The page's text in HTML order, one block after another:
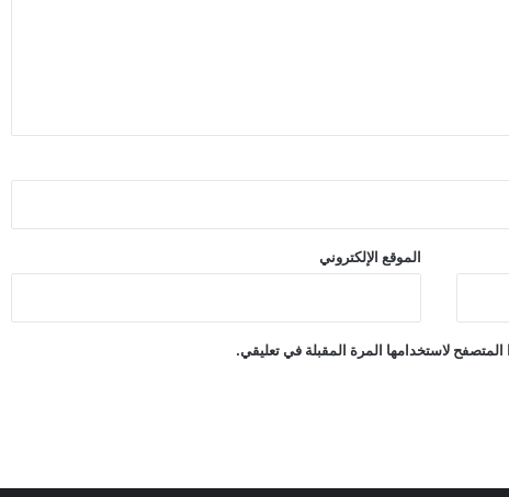
الموقع الإلكتروني
لاستخدامها المرة المقبلة في تعليقي.